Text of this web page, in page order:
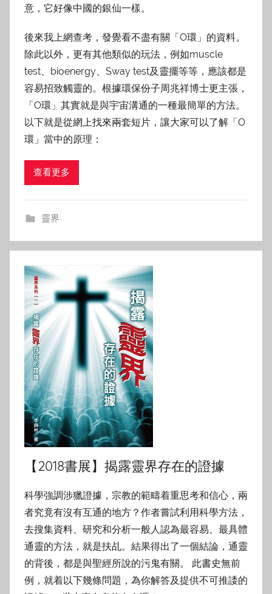
意，它好像中國的銀仙一樣。
後來我上網查考，發覺看不盡有關「O環」的資料。
除此以外，更有其他類似的玩法，例如muscle
test、bioenergy、Sway test及靈擺等等，應該都是
容易招致觸靈的。根據環保份子周兆祥博士更主張，
「O環」其實就是與宇宙溝通的一種最簡單的方法。
以下就是從網上找來兩套短片，讓大家可以了解「O
環」當中的原理：
查看更多
靈界
【2018書展】揭露靈界存在的證據
科學強調涉獵證據，宗教的範疇着重思考和信心，兩
者究竟有沒有互通的地方？作者嘗試利用科學方法，
去搜集資料、研究和分析一般人認為最容易、最具體
通靈的方法，就是扶乩。結果得出了一個結論，通靈
的背後，都是與聖經所說的污鬼有關。 此書史無前
例，就着以下幾條問題，為你解答及提供不可推諉的